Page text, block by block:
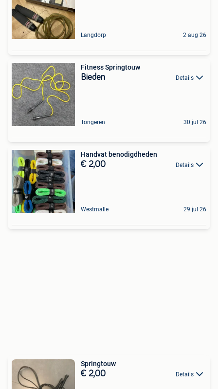
Langdorp 2 aug 26
Fitness Springtouw
Bieden Details
Tongeren 30 jul 26
Handvat benodigdheden
€ 2,00 Details
Westmalle 29 jul 26
Springtouw
€ 2,00 Details